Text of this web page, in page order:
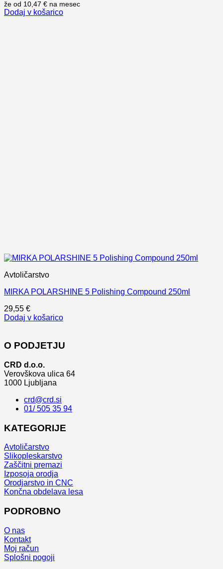
cena
je
cena
že od 10,47 € na mesec
Dodaj v košarico
Avtoličarstvo
MIRKA POLARSHINE 5 Polishing Compound 250ml
29,55 €
Dodaj v košarico
O PODJETJU
CRD d.o.o.
Verovškova ulica 64
1000 Ljubljana
crd@crd.si
01/ 505 35 94
KATEGORIJE
Avtoličarstvo
Slikopleskarstvo
Zaščitni premazi
Izposoja orodja
Orodjarstvo in CNC
Končna obdelava lesa
PODROBNO
O nas
Kontakt
Moj račun
Splošni pogoji